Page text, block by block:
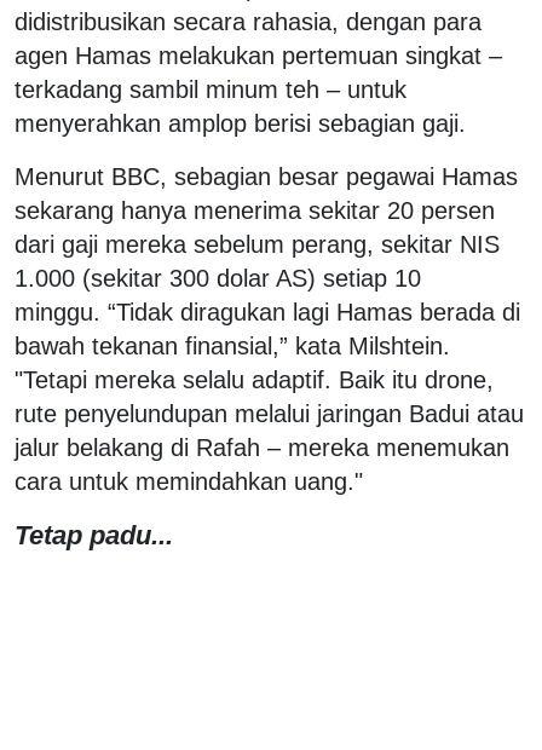
didistribusikan secara rahasia, dengan para
agen Hamas melakukan pertemuan singkat –
terkadang sambil minum teh – untuk
menyerahkan amplop berisi sebagian gaji.
Menurut BBC, sebagian besar pegawai Hamas
sekarang hanya menerima sekitar 20 persen
dari gaji mereka sebelum perang, sekitar NIS
1.000 (sekitar 300 dolar AS) setiap 10
minggu. “Tidak diragukan lagi Hamas berada di
bawah tekanan finansial,” kata Milshtein.
"Tetapi mereka selalu adaptif. Baik itu drone,
rute penyelundupan melalui jaringan Badui atau
jalur belakang di Rafah – mereka menemukan
cara untuk memindahkan uang."
Tetap padu...